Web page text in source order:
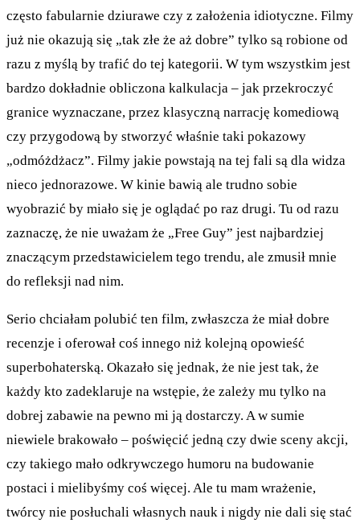
często fabularnie dziurawe czy z założenia idiotyczne. Filmy
już nie okazują się „tak złe że aż dobre” tylko są robione od
razu z myślą by trafić do tej kategorii. W tym wszystkim jest
bardzo dokładnie obliczona kalkulacja – jak przekroczyć
granice wyznaczane, przez klasyczną narrację komediową
czy przygodową by stworzyć właśnie taki pokazowy
„odmóżdżacz”. Filmy jakie powstają na tej fali są dla widza
nieco jednorazowe. W kinie bawią ale trudno sobie
wyobrazić by miało się je oglądać po raz drugi. Tu od razu
zaznaczę, że nie uważam że „Free Guy” jest najbardziej
znaczącym przedstawicielem tego trendu, ale zmusił mnie
do refleksji nad nim.
Serio chciałam polubić ten film, zwłaszcza że miał dobre
recenzje i oferował coś innego niż kolejną opowieść
superbohaterską. Okazało się jednak, że nie jest tak, że
każdy kto zadeklaruje na wstępie, że zależy mu tylko na
dobrej zabawie na pewno mi ją dostarczy. A w sumie
niewiele brakowało – poświęcić jedną czy dwie sceny akcji,
czy takiego mało odkrywczego humoru na budowanie
postaci i mielibyśmy coś więcej. Ale tu mam wrażenie,
twórcy nie posłuchali własnych nauk i nigdy nie dali się stać